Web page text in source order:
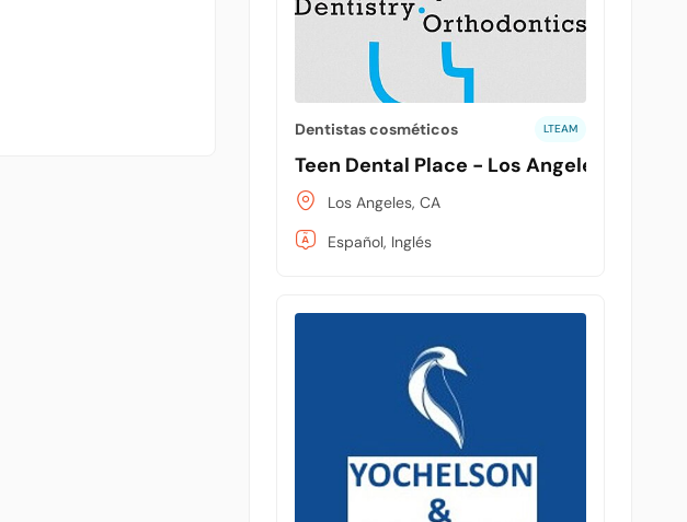
Dentistas cosméticos LTEAM
Teen Dental Place - Los Angeles3
Los Angeles, CA
Español, Inglés